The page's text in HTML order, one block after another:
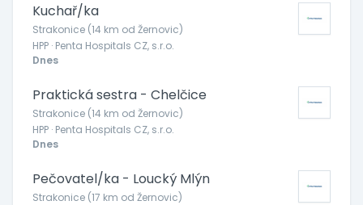
Kuchař/ka
Strakonice (14 km od Žernovic)
HPP · Penta Hospitals CZ, s.r.o.
Dnes
Praktická sestra - Chelčice
Strakonice (14 km od Žernovic)
HPP · Penta Hospitals CZ, s.r.o.
Dnes
Pečovatel/ka - Loucký Mlýn
Strakonice (17 km od Žernovic)